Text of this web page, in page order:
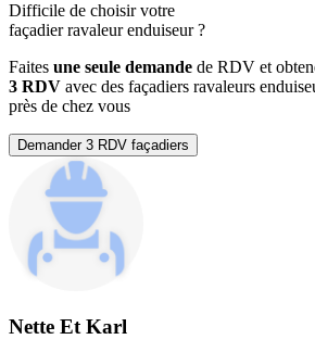
Difficile de choisir votre
façadier ravaleur enduiseur?
Faites une seule demande de RDV et
3 RDV avec des façadiers ravaleurs
près de chez vous
Demander 3 RDV façadiers
Nette Et Karl